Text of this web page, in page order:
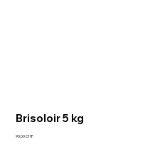
Brisoloir 5 kg
Prix
90,00 CHF